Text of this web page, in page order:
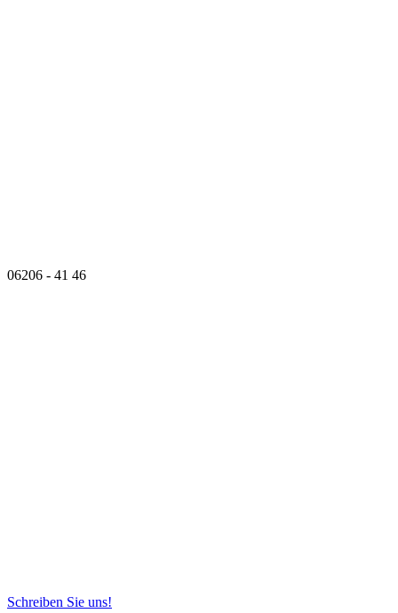
06206 - 41 46
Schreiben Sie uns!